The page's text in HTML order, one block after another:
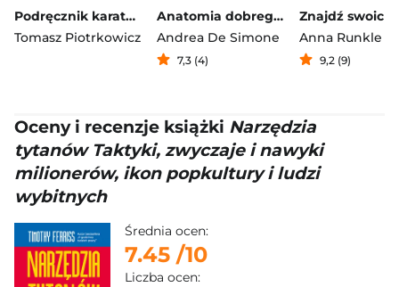
Podręcznik karate wyd. 3
Tomasz Piotrkowicz
Anatomia dobrego życia
Andrea De Simone
7,3 (4)
Anna Runkle
9,2 (9)
Oceny i recenzje książki Narzędzia
tytanów Taktyki, zwyczaje i nawyki
milionerów, ikon popkultury i ludzi
wybitnych
Średnia ocen:
7.45 /10
Liczba ocen: